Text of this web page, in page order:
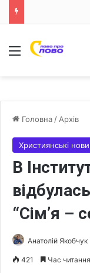
Меню
Головна / Архів
Християнські
В
“Сім’я –
Анатолій Якобчук
421 Час